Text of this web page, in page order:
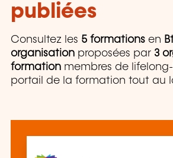
publiées
Consultez les 5 formations en
organisation proposées par 3
formation membres de
portail de la formation tout au